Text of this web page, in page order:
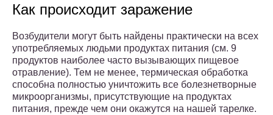
Как происходит заражение
Возбудители могут быть найдены практически на всех
употребляемых людьми продуктах питания (см. 9
продуктов наиболее часто вызывающих пищевое
отравление). Тем не менее, термическая обработка
способна полностью уничтожить все болезнетворные
микроорганизмы, присутствующие на продуктах
питания, прежде чем они окажутся на нашей тарелке.